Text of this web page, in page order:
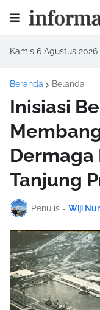
Kamis 6 Agustus 2026
Beranda Belanda
Inisiasi
Dermaga
Tanjung
Penulis - Wiji